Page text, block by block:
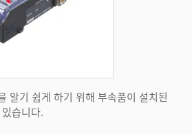
알기 쉽게 하기 위해 부속품이 설치된
습니다.